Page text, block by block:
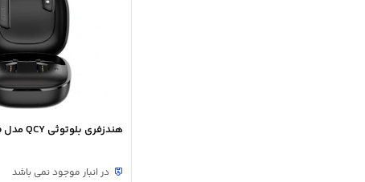
هندزفری بلوتوثی QCY مدل MeloBuds Neo
در انبار موجود نمی باشد